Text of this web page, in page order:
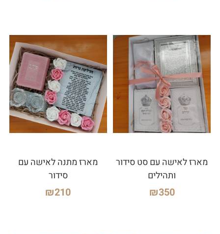
מארז לאישה עם סט סידור
ותהילים
₪350
מארז מתנה לאישה עם
סידור
₪210